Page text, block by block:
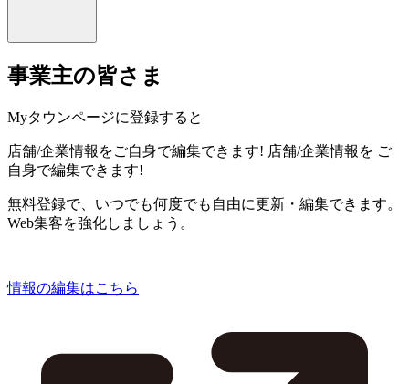
事業主の皆さま
Myタウンページに登録すると
店舗/企業情報をご自身で編集できます! 店舗/企業情報を ご
自身で編集できます!
無料登録で、いつでも何度でも自由に更新・編集できます。
Web集客を強化しましょう。
情報の編集はこちら